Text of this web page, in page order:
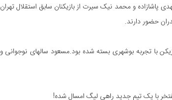
پاشازاده و محمد نیک سیرت از بازیکنان سابق استقلال تهران
حضور دارند.
با تجربه بوشهری بسته شده بود.مسعود سالهای نوجوانی و